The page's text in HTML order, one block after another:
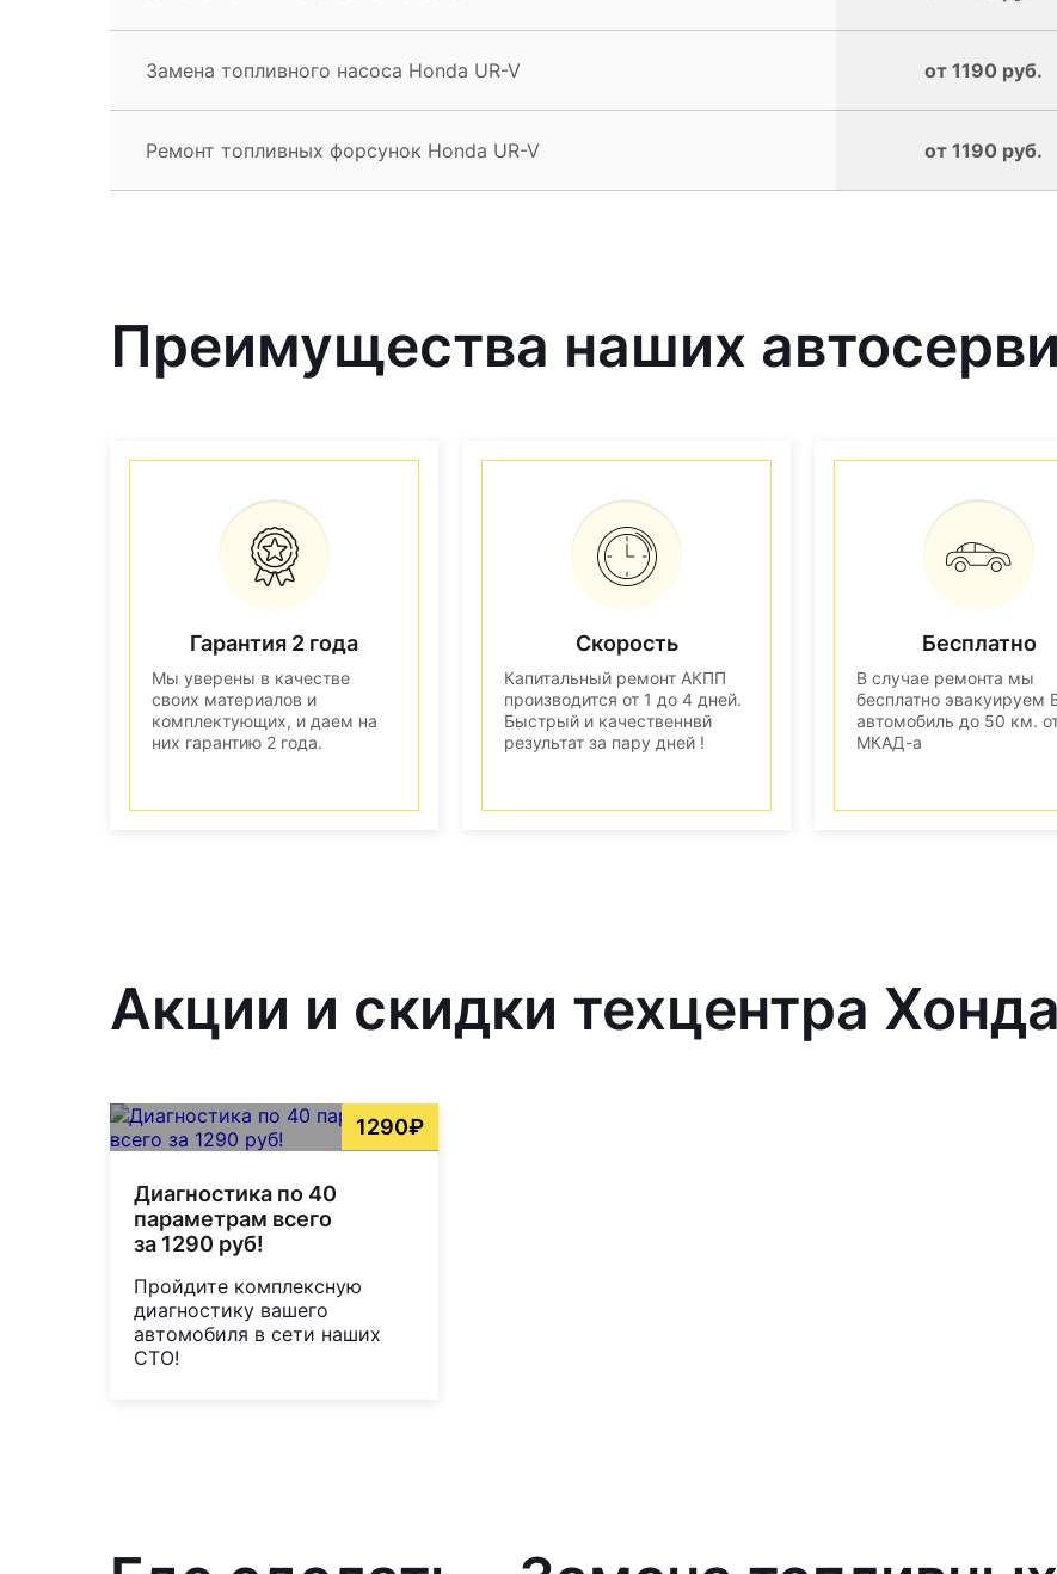
Замена топливного насоса Honda UR-V от 1190 руб.
Ремонт топливных форсунок Honda UR-V от 1190 руб.
Преимущества наших
Гарантия 2 года
Мы уверены в качестве
своих материалов и
комплектующих, и даем на
них гарантию 2 года.
Скорость
Капитальный ремонт АКПП
производится от 1 до 4 дней.
Быстрый и качественнвй
результат за пару дней !
Бесплатно
В случае ремонта мы
бесплатно эвакуируем
автомобиль до 50 км.
МКАД-а
Акции и скидки техцентра Хонда
1290₽
Диагностика по 40
параметрам всего
за 1290 руб!
Пройдите комплексную
диагностику вашего
автомобиля в сети наших
СТО!